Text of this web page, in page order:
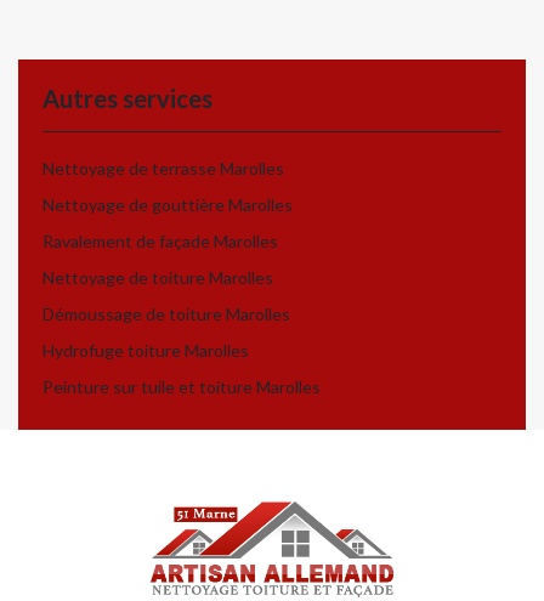
Autres services
Nettoyage de terrasse Marolles
Nettoyage de gouttière Marolles
Ravalement de façade Marolles
Nettoyage de toiture Marolles
Démoussage de toiture Marolles
Hydrofuge toiture Marolles
Peinture sur tuile et toiture Marolles